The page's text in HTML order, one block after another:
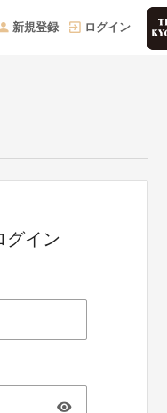
新規登録 ログイン
グイン